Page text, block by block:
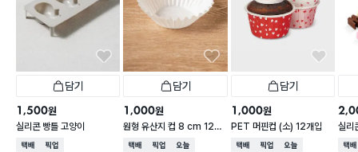
담기
1,500원
실리콘 빵틀 고양이
택배배송매장픽업
담기
1,000원
원형 유산지 컵 8 cm 120
매입
택배배송매장픽업오늘배송
담기
1,000원
PET 머핀컵 (소) 12개입
택배배송매장픽업오늘배송
실리
택배